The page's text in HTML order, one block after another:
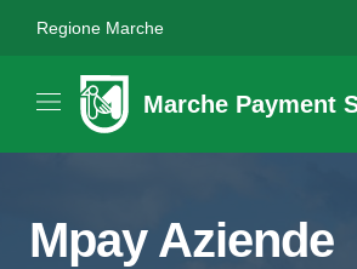
Regione Marche
Marche Payment
Mpay Aziende